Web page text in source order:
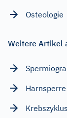
Osteologie
Weitere Artikel
Harnsperre